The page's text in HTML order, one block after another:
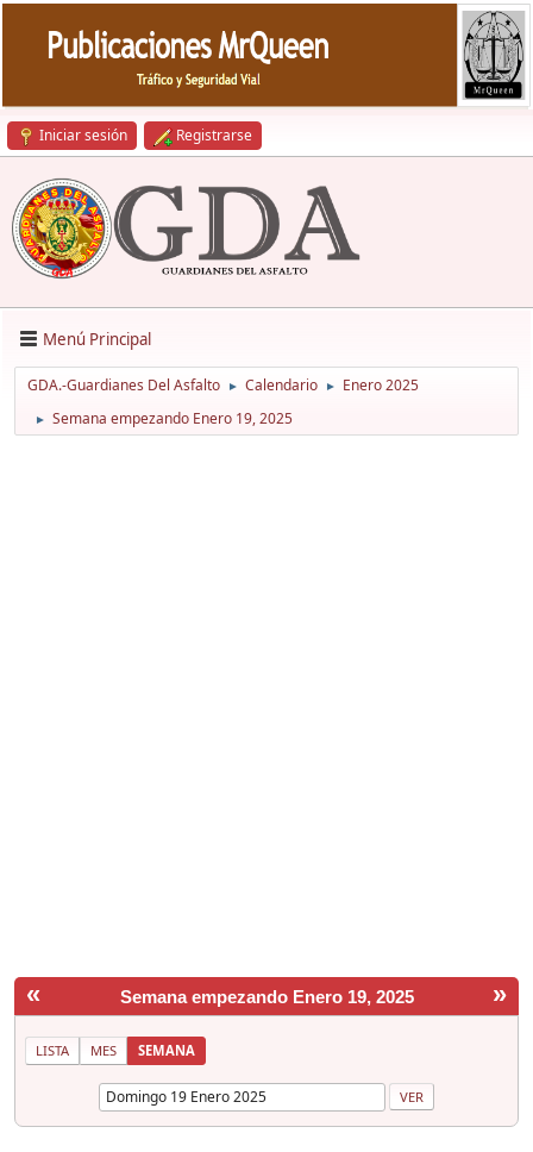
Iniciar sesión Registrarse
Menú Principal
GDA.-Guardianes Del Asfalto ► Calendario ► Enero 2025
► Semana empezando Enero 19, 2025
« »
Semana empezando Enero 19, 2025
LISTA MES SEMANA